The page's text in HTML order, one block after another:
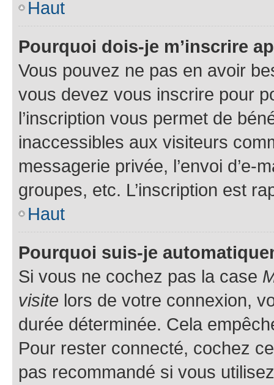
Haut
Pourquoi dois-je m’inscrire
Vous pouvez ne pas en avoir
vous devez vous inscrire pour
l’inscription vous permet de
inaccessibles aux visiteurs
messagerie privée, l’envoi d’e-
groupes, etc. L’inscription est
Haut
Pourquoi suis-je
Si vous ne cochez pas la case
visite lors de votre connexion,
durée déterminée. Cela
Pour rester connecté, cochez
pas recommandé si vous